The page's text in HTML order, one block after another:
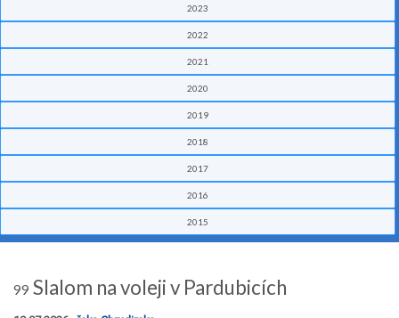
2023
2022
2021
2020
2019
2018
2017
2016
2015
99 Slalom na voleji v Pardubicích